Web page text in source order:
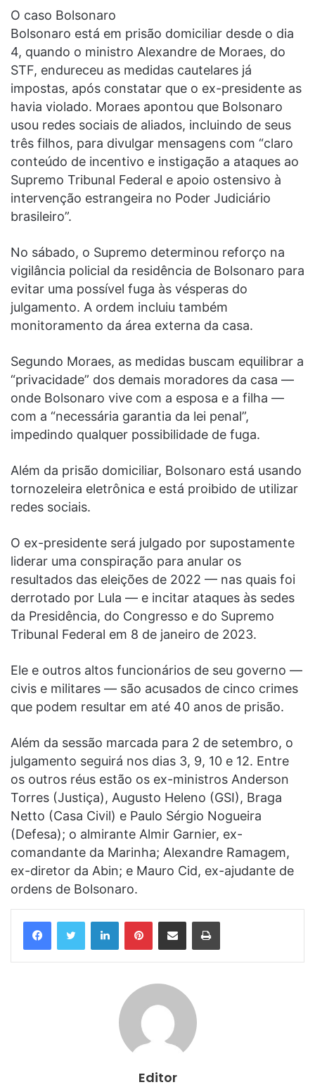
O caso Bolsonaro
Bolsonaro está em prisão domiciliar desde o dia
4, quando o ministro Alexandre de Moraes, do
STF, endureceu as medidas cautelares já
impostas, após constatar que o ex-presidente as
havia violado. Moraes apontou que Bolsonaro
usou redes sociais de aliados, incluindo de seus
três filhos, para divulgar mensagens com “claro
conteúdo de incentivo e instigação a ataques ao
Supremo Tribunal Federal e apoio ostensivo à
intervenção estrangeira no Poder Judiciário
brasileiro”.
No sábado, o Supremo determinou reforço na
vigilância policial da residência de Bolsonaro para
evitar uma possível fuga às vésperas do
julgamento. A ordem incluiu também
monitoramento da área externa da casa.
Segundo Moraes, as medidas buscam equilibrar a
“privacidade” dos demais moradores da casa —
onde Bolsonaro vive com a esposa e a filha —
com a “necessária garantia da lei penal”,
impedindo qualquer possibilidade de fuga.
Além da prisão domiciliar, Bolsonaro está usando
tornozeleira eletrônica e está proibido de utilizar
redes sociais.
O ex-presidente será julgado por supostamente
liderar uma conspiração para anular os
resultados das eleições de 2022 — nas quais foi
derrotado por Lula — e incitar ataques às sedes
da Presidência, do Congresso e do Supremo
Tribunal Federal em 8 de janeiro de 2023.
Ele e outros altos funcionários de seu governo —
civis e militares — são acusados de cinco crimes
que podem resultar em até 40 anos de prisão.
Além da sessão marcada para 2 de setembro, o
julgamento seguirá nos dias 3, 9, 10 e 12. Entre
os outros réus estão os ex-ministros Anderson
Torres (Justiça), Augusto Heleno (GSI), Braga
Netto (Casa Civil) e Paulo Sérgio Nogueira
(Defesa); o almirante Almir Garnier, ex-
comandante da Marinha; Alexandre Ramagem,
ex-diretor da Abin; e Mauro Cid, ex-ajudante de
ordens de Bolsonaro.
LinkedinPinterestCompartilhar via e-mail Imprimir
Editor